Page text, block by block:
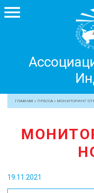
Индустрии
+7 499 755
ЧЛЕНЫ АВИ
ЖУРНАЛ
ГЛАВНАЯ » ПРЕССА » МОНИТОРИНГ
19.11.2021